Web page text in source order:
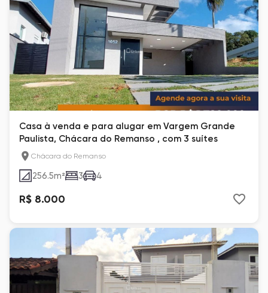
Casa à venda e para alugar em Vargem Grande
Paulista, Chácara do Remanso , com 3 suítes
Chácara do Remanso
256.5m² 3 4
R$ 8.000